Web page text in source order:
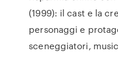
(1999): il cast e la
personaggi e
sceneggiatori,